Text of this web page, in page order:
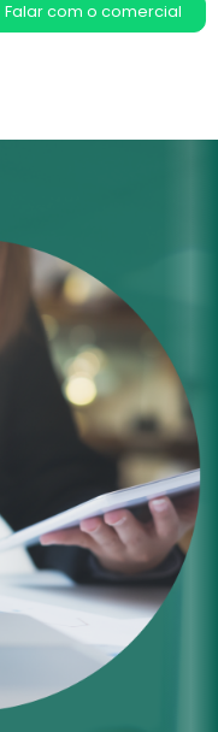
Falar com o comercial